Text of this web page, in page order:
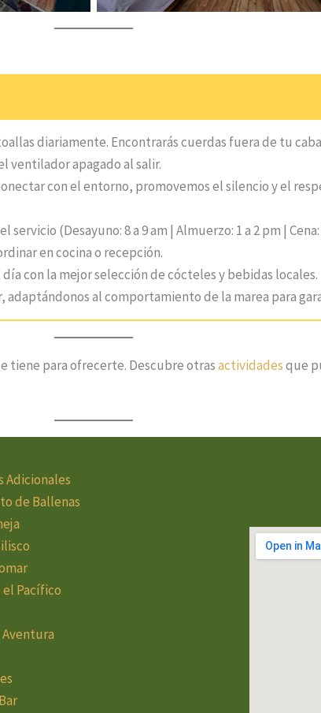
diariamente. Encontrarás cuerdas fuera de tu
ventilador apagado al salir.
con el entorno, promovemos el silencio y el
(Desayuno: 8 a 9 am | Almuerzo: 1 a 2 pm |
en cocina o recepción.
día con la mejor selección de cócteles y bebidas locales.
adaptándonos al comportamiento de la marea para
tiene para ofrecerte. Descubre otrasactividadesque
Adicionales
de Ballenas
el Pacífico
Aventura